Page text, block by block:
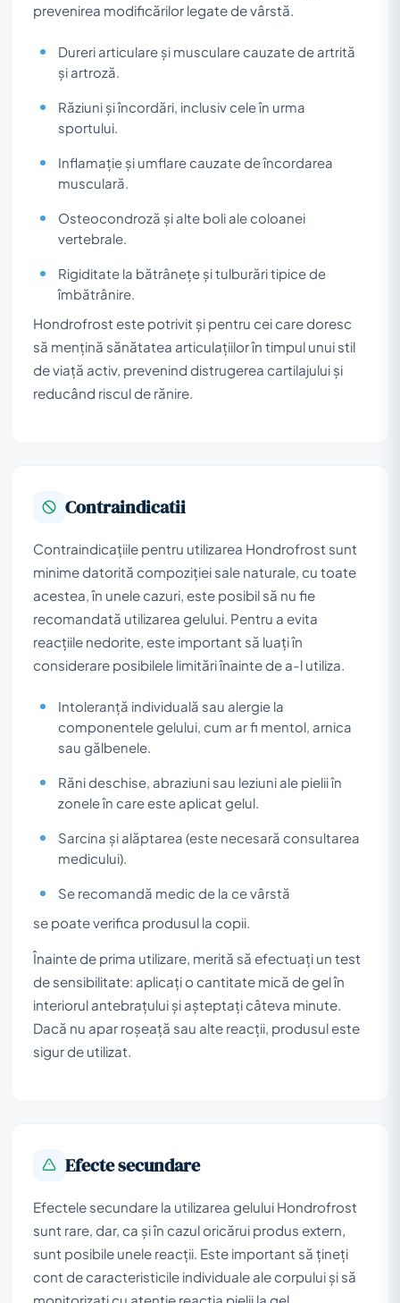
prevenirea modificărilor legate de vârstă.
Dureri articulare și musculare cauzate de artrită
și artroză.
Răziuni și încordări, inclusiv cele în urma
sportului.
Inflamație și umflare cauzate de încordarea
musculară.
Osteocondroză și alte boli ale coloanei
vertebrale.
Rigiditate la bătrânețe și tulburări tipice de
îmbătrânire.
Hondrofrost este potrivit și pentru cei care doresc
să mențină sănătatea articulațiilor în timpul unui stil
de viață activ, prevenind distrugerea cartilajului și
reducând riscul de rănire.
Contraindicatii
Contraindicațiile pentru utilizarea Hondrofrost sunt
minime datorită compoziției sale naturale, cu toate
acestea, în unele cazuri, este posibil să nu fie
recomandată utilizarea gelului. Pentru a evita
reacțiile nedorite, este important să luați în
considerare posibilele limitări înainte de a-l utiliza.
Intoleranță individuală sau alergie la
componentele gelului, cum ar fi mentol, arnica
sau gălbenele.
Răni deschise, abraziuni sau leziuni ale pielii în
zonele în care este aplicat gelul.
Sarcina și alăptarea (este necesară consultarea
medicului).
Se recomandă medic de la ce vârstă
se poate verifica produsul la copii.
Înainte de prima utilizare, merită să efectuați un test
de sensibilitate: aplicați o cantitate mică de gel în
interiorul antebrațului și așteptați câteva minute.
Dacă nu apar roșeață sau alte reacții, produsul este
sigur de utilizat.
Efecte secundare
Efectele secundare la utilizarea gelului Hondrofrost
sunt rare, dar, ca și în cazul oricărui produs extern,
sunt posibile unele reacții. Este important să țineți
cont de caracteristicile individuale ale corpului și să
monitorizați cu atenție reacția pielii la gel.